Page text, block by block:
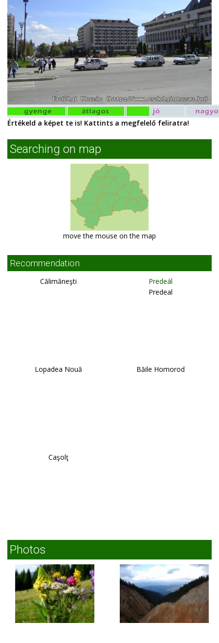
Értékeld a képet te is! Kattints a megfelelő feliratra!
Searching on map
move the mouse on the map
Recommendation
Călimăneşti
Predeál
Predeal
Lopadea Nouă Băile Homorod
Caşolţ
Photos